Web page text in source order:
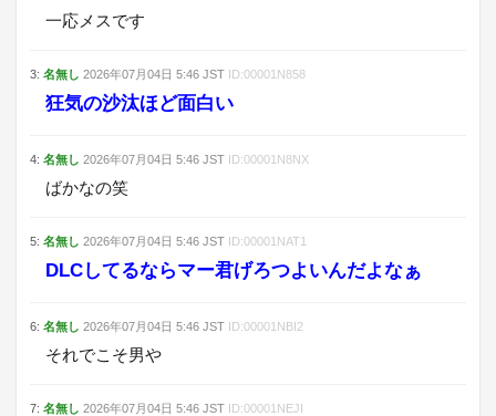
一応メスです
3: 名無し 2026年07月04日 5:46 JST ID:00001N858
狂気の沙汰ほど面白い
4: 名無し 2026年07月04日 5:46 JST ID:00001N8NX
ばかなの笑
5: 名無し 2026年07月04日 5:46 JST ID:00001NAT1
DLCしてるならマー君げろつよいんだよなぁ
6: 名無し 2026年07月04日 5:46 JST ID:00001NBI2
それでこそ男や
7: 名無し 2026年07月04日 5:46 JST ID:00001NEJI